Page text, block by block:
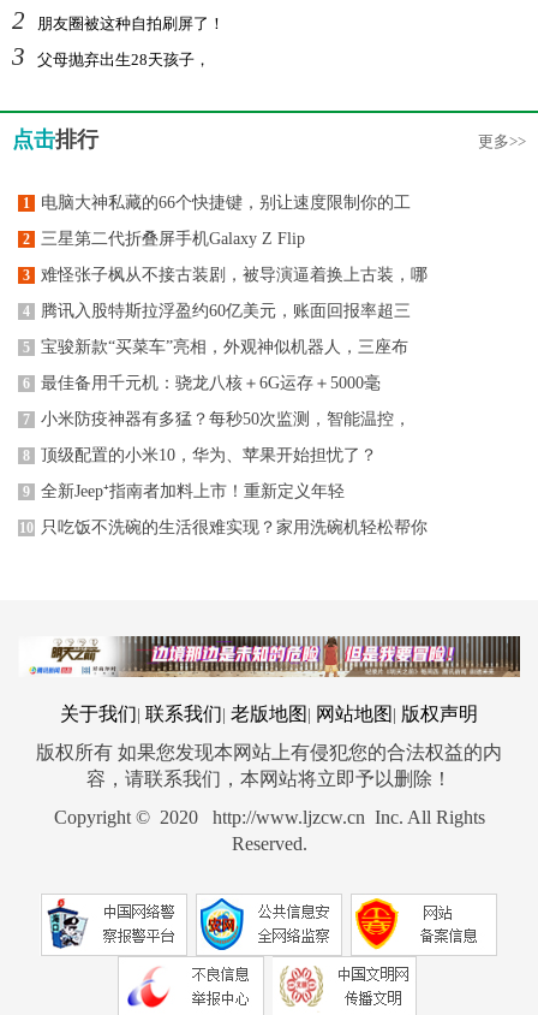
2 朋友圈被这种自拍刷屏了！
3 父母抛弃出生28天孩子，
点击排行 更多>>
1 电脑大神私藏的66个快捷键，别让速度限制你的工
2 三星第二代折叠屏手机Galaxy Z Flip
3 难怪张子枫从不接古装剧，被导演逼着换上古装，哪
4 腾讯入股特斯拉浮盈约60亿美元，账面回报率超三
5 宝骏新款“买菜车”亮相，外观神似机器人，三座布
6 最佳备用千元机：骁龙八核＋6G运存＋5000毫
7 小米防疫神器有多猛？每秒50次监测，智能温控，
8 顶级配置的小米10，华为、苹果开始担忧了？
9 全新Jeep⁺指南者加料上市！重新定义年轻
10 只吃饭不洗碗的生活很难实现？家用洗碗机轻松帮你
关于我们 联系我们 老版地图 网站地图
版权声明
版权所有 如果您发现本网站上有侵犯您的合法权益的内
容，请联系我们，本网站将立即予以删除！
Copyright © 2020 http://www.ljzcw.cn Inc. All Rights
Reserved.